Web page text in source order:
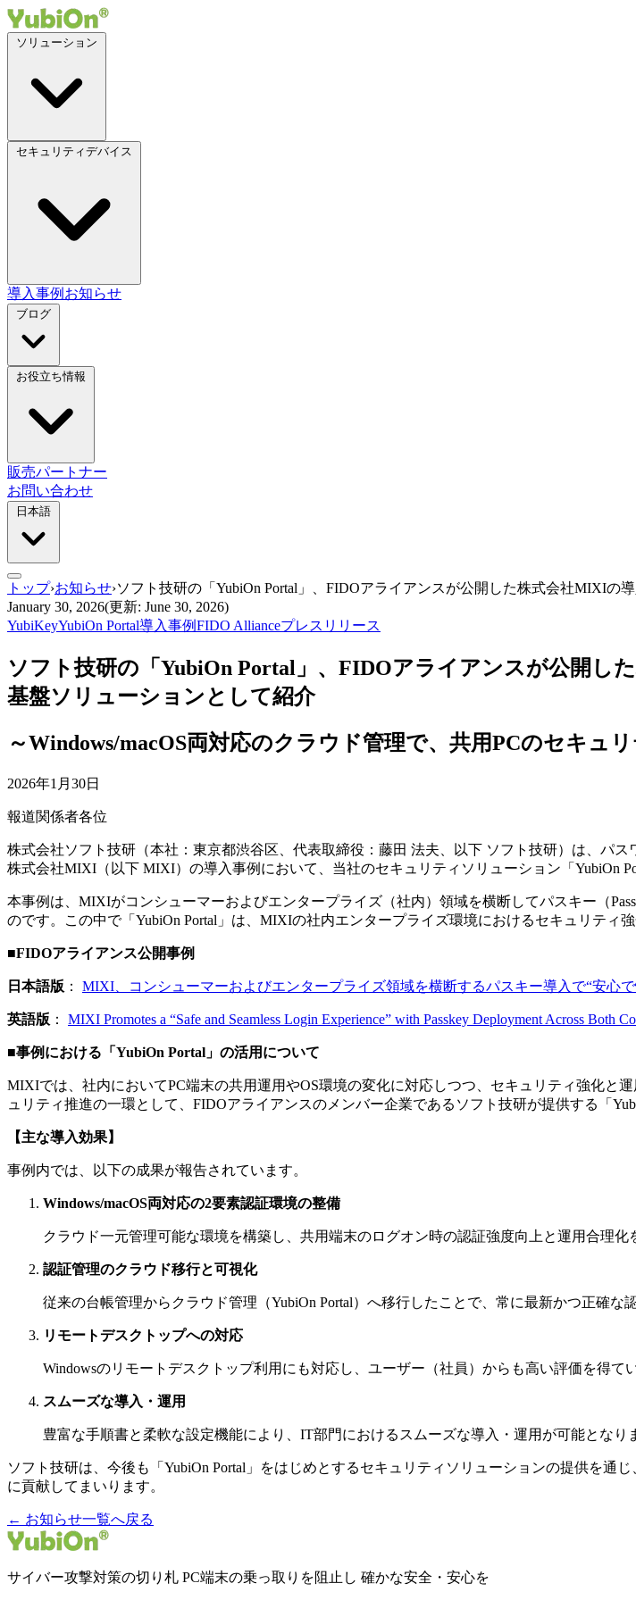
導入事例 お知らせ
販売パートナー
お問い合わせ
トップ›お知らせ›ソフト技研の「YubiOn Portal」、FIDOアライアンスが公開した株式会社MIXI
January 30, 2026(更新: June 30, 2026)
YubiKeyYubiOn Portal導入事例FIDO Allianceプレスリリース
ソフト技研の「YubiOn Portal」、FIDOアライアンスが公開し
基盤ソリューションとして紹介
～Windows/macOS両対応のクラウド管理で、共用PCのセキュ
2026年1月30日
報道関係者各位
株式会社ソフト技研（本社：東京都渋谷区、代表取締役：藤田 法夫、以下 ソフト技研）は、パ
株式会社MIXI（以下 MIXI）の導入事例において、当社のセキュリティソリューション「YubiOn
本事例は、MIXIがコンシューマーおよびエンタープライズ（社内）領域を横断してパスキー（
のです。この中で「YubiOn Portal」は、MIXIの社内エンタープライズ環境におけるセキュリティ
■FIDOアライアンス公開事例
日本語版 ： MIXI、コンシューマーおよびエンタープライズ領域を横断するパスキー導入で“安心
英語版 ： MIXI Promotes a “Safe and Seamless Login Experience” with Passkey Deployment Across Both
■事例における「YubiOn Portal」の活用について
MIXIでは、社内においてPC端末の共用運用やOS環境の変化に対応しつつ、セキュリティ強化と
ュリティ推進の一環として、FIDOアライアンスのメンバー企業であるソフト技研が提供する「
【主な導入効果】
事例内では、以下の成果が報告されています。
Windows/macOS両対応の2要素認証環境の整備
クラウド一元管理可能な環境を構築し、共用端末のログオン時の認証強度向上と運用合理化
認証管理のクラウド移行と可視化
従来の台帳管理からクラウド管理（YubiOn Portal）へ移行したことで、常に最新かつ正確な
リモートデスクトップへの対応
Windowsのリモートデスクトップ利用にも対応し、ユーザー（社員）からも高い評価を得てい
スムーズな導入・運用
豊富な手順書と柔軟な設定機能により、IT部門におけるスムーズな導入・運用が可能となり
ソフト技研は、今後も「YubiOn Portal」をはじめとするセキュリティソリューションの提供を
に貢献してまいります。
← お知らせ一覧へ戻る
サイバー攻撃対策の切り札 PC端末の乗っ取りを阻止し 確かな安全・安心を